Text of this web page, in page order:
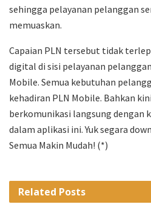
sehingga pelayanan pelanggan
memuaskan.
Capaian PLN tersebut tidak
digital di sisi pelayanan
Mobile. Semua kebutuhan
kehadiran PLN Mobile. Bahkan
berkomunikasi langsung dengan
dalam aplikasi ini. Yuk segara
Semua Makin Mudah! (*)
Related Posts